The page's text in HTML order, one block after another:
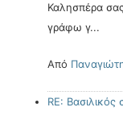
Καλησπέρα
γράφω γ...
Από
RE: Βασιλικός